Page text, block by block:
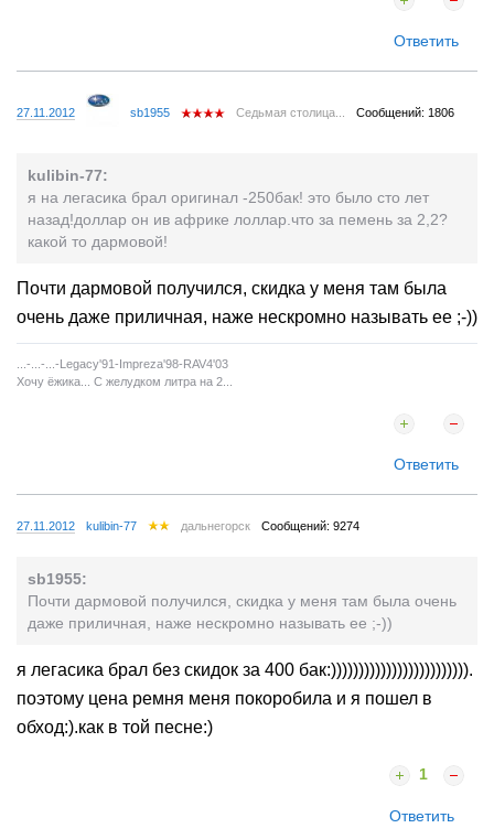
Ответить
27.11.2012 sb1955 Седьмая столица... Сообщений: 1806
kulibin-77:
я на легасика брал оригинал -250бак! это было сто лет
назад!доллар он ив африке лоллар.что за пемень за 2,2?
какой то дармовой!
Почти дармовой получился, скидка у меня там была
очень даже приличная, наже нескромно называть ее ;-))
...-...-...-Legaсy'91-Impreza'98-RAV4'03
Хочу ёжика... С желудком литра на 2...
Ответить
27.11.2012 kulibin-77 дальнегорск Сообщений: 9274
sb1955:
Почти дармовой получился, скидка у меня там была очень
даже приличная, наже нескромно называть ее ;-))
я легасика брал без скидок за 400 бак:))))))))))))))))))))))))).
поэтому цена ремня меня покоробила и я пошел в
обход:).как в той песне:)
1
Ответить